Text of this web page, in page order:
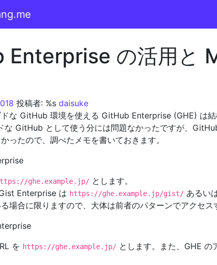
ョン
Enterprise の活用と
投稿者: %s daisuke
な GitHub 環境を使える GitHub Enterprise (GHE) は結
な GitHub として使う分には問題なかったですが、
ったので、調べたメモを書いておきます。
ghe.example.jp/ とします。
Enterprise は https://ghe.example.jp/gist/ あるいは
場合に限りますので、大体は前者のパターンでアクセス
を https://ghe.example.jp/ とします。また、GHE の